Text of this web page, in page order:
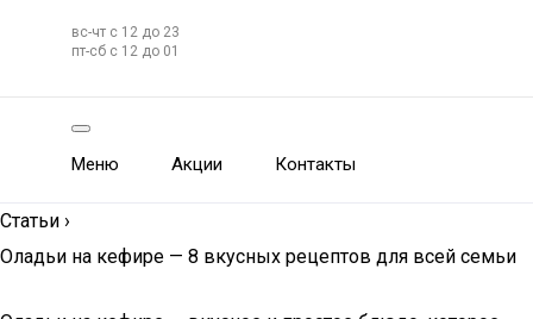
вс-чт с 12 до 23
пт-сб с 12 до 01
Меню Акции Контакты
Статьи ›
Оладьи на кефире — 8 вкусных рецептов для всей семьи